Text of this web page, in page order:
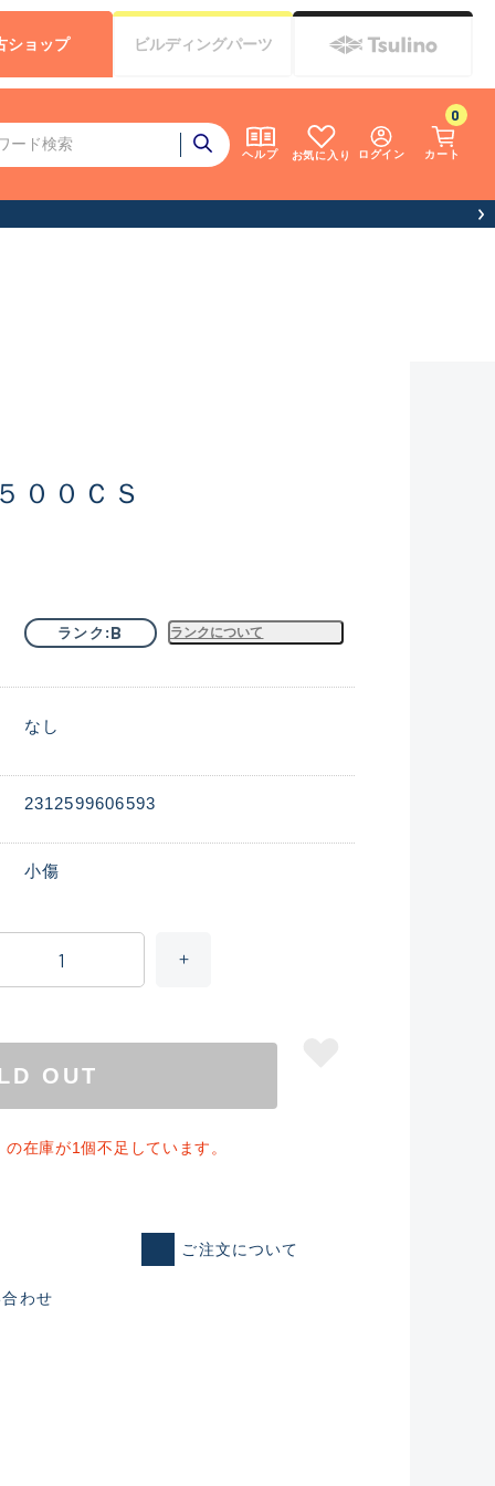
ヘルプ お気に入り ログイン カート
0
ショップ ビルディングパーツ
００ＣＳ
ランク B ランクについて
なし
2312599606593
小傷
OUT
在庫が1個不足しています。
ご注文について
わせ